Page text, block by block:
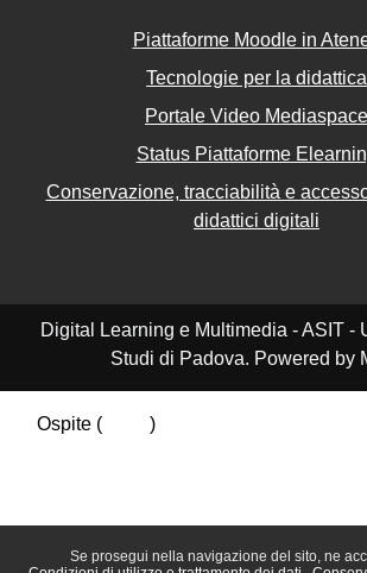
Se prosegui nella navigazione del sito, ne
Piattaforme Moodle in
Tecnologie per la didattica
Portale Video Mediaspace
Status Piattaforme
Conservazione, tracciabilità e
didattici digitali
Digital Learning e Multimedia - ASIT -
Studi di Padova. Powered by
Ospite (
)